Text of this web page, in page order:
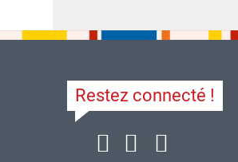
Restez connecté !